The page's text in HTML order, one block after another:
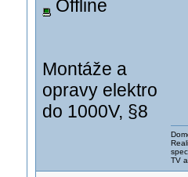
Offline
Montáže a
opravy elektro
do 1000V, §8
TV